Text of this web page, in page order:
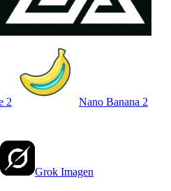
2 Nano Banana 2
Grok Imagen